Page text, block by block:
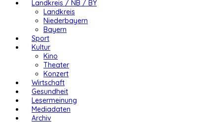
Landkreis / NB / BY
Landkreis
Niederbayern
Bayern
Sport
Kultur
Kino
Theater
Konzert
Wirtschaft
Gesundheit
Lesermeinung
Mediadaten
Archiv